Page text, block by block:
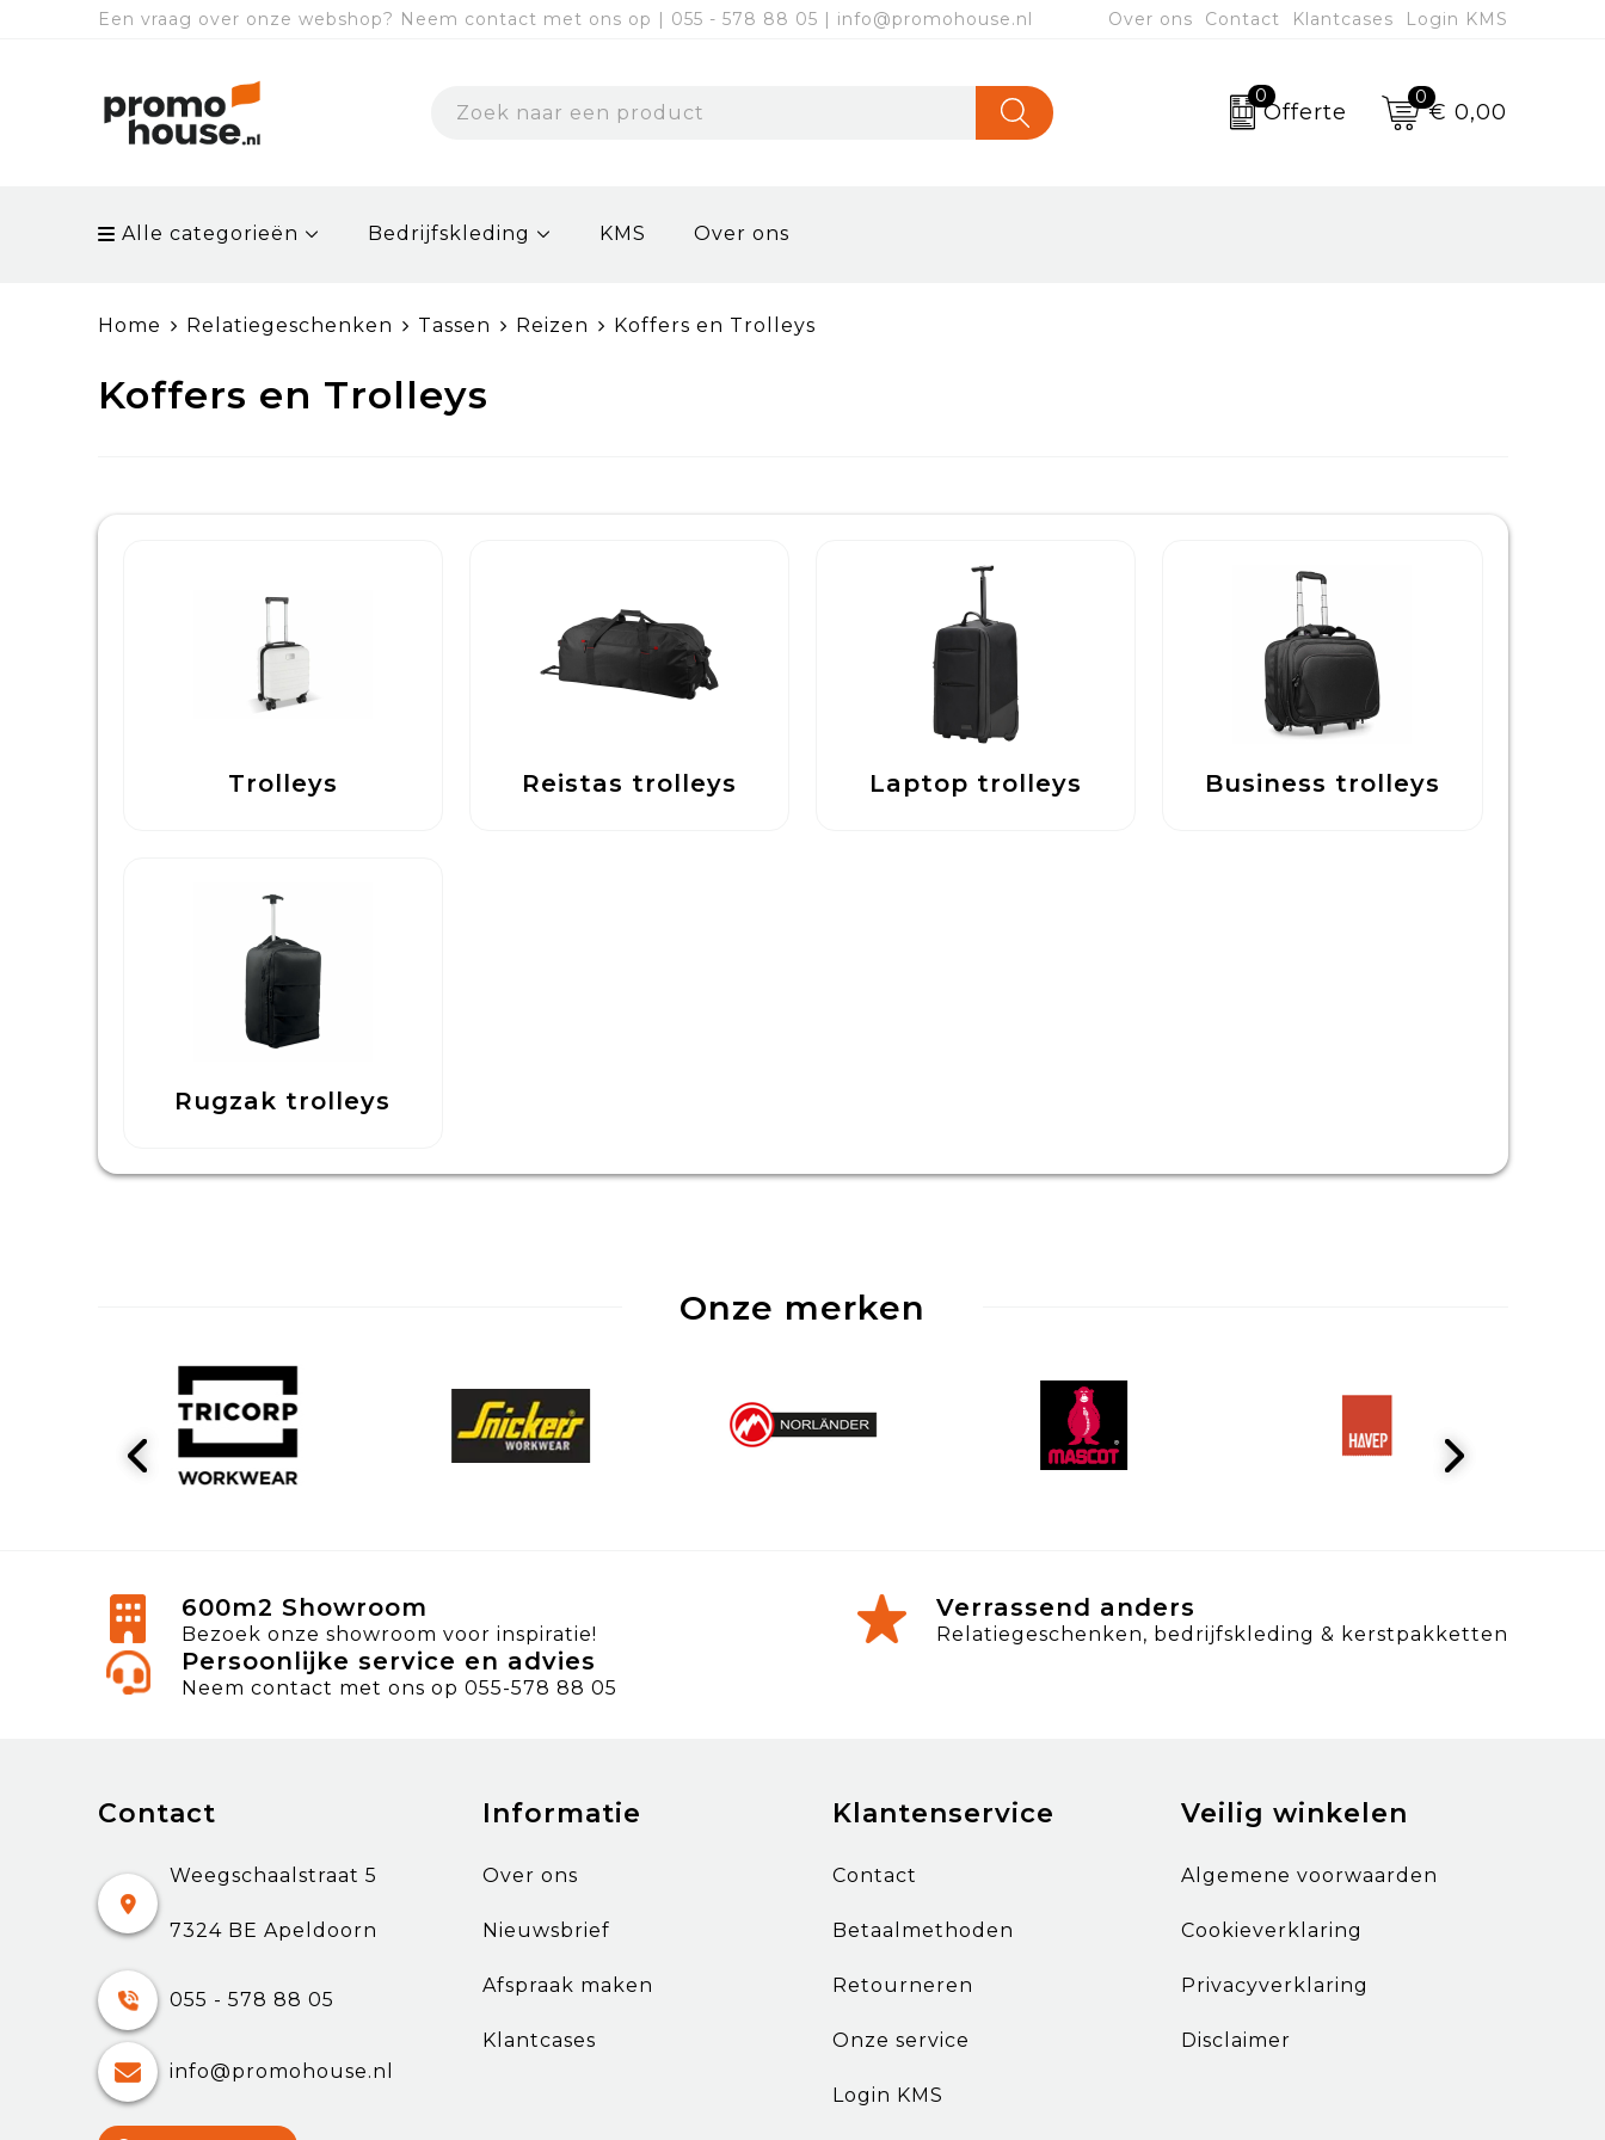
Een vraag over onze webshop? Neem contact met ons op | 055 - 578 88 05 | info@promohouse.nl Over ons Contact Klantcases Login KMS
0
Offerte
0
€ 0,00
Alle categorieën Bedrijfskleding KMS Over ons
Home Relatiegeschenken Tassen Reizen Koffers en Trolleys
Koffers en Trolleys
Trolleys Reistas trolleys Laptop trolleys Business trolleys
Rugzak trolleys
Onze merken
600m2 Showroom
Bezoek onze showroom voor inspiratie!
Verrassend anders
Relatiegeschenken, bedrijfskleding & kerstpakketten
Persoonlijke service en advies
Neem contact met ons op 055-578 88 05
Contact
Weegschaalstraat 5
7324 BE Apeldoorn
055 - 578 88 05
info@promohouse.nl
Informatie
Over ons
Nieuwsbrief
Afspraak maken
Klantcases
Klantenservice
Contact
Betaalmethoden
Retourneren
Onze service
Login KMS
Veilig winkelen
Algemene voorwaarden
Cookieverklaring
Privacyverklaring
Disclaimer